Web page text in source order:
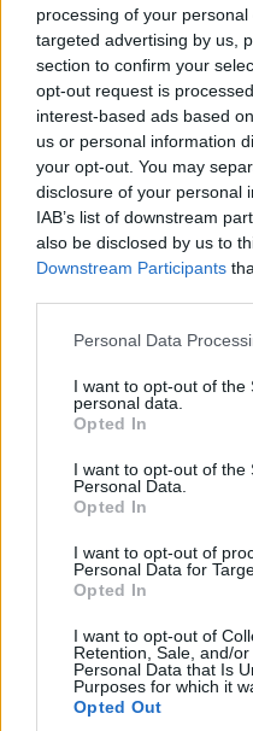
processing of your
targeted advertising by us,
section to confirm your
opt-out request is
interest-based ads based
us or personal information
your opt-out. You may
disclosure of your personal
IAB’s list of downstream
also be disclosed by us to
Downstream Participants
Please note that this
not limited to your visit or
grant or deny consent to
use your data for below
consent section.
Personal Data
I want to opt-out of the
personal data.
Opted In
I want to opt-out of the
Personal Data.
Opted In
I want to opt-out of
Personal Data for
Opted In
I want to opt-out of
Retention, Sale, and/
Personal Data that Is
Purposes for which it
Opted Out
αίσθηση πολύ
μια περιοχή κατά
και χαρακτηρίζεται
κτίρια ηλικίας χιλίων
Γερμανικής
εμπορικό κέντρο στην
Μπέργκεν. Η πόλη
χώραςκαι η πρόσβαση